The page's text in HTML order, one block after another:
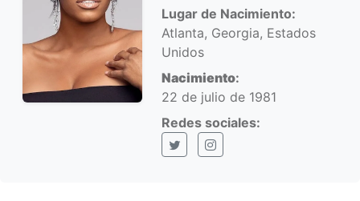
Lugar de Nacimiento:
Atlanta, Georgia, Estados
Unidos
Nacimiento:
22 de julio de 1981
Redes sociales:
X (Twitter)Instagram